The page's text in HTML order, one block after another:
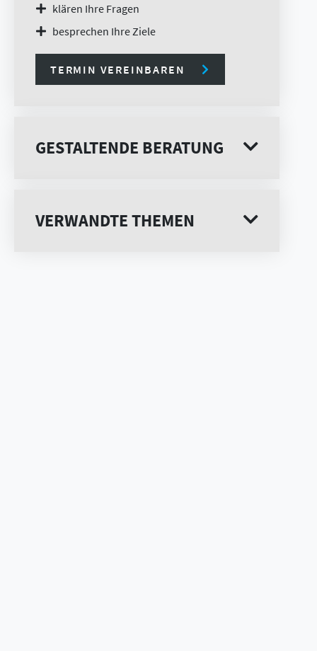
klären Ihre Fragen
besprechen Ihre Ziele
TERMIN VEREINBAREN
GESTALTENDE BERATUNG
VERWANDTE THEMEN